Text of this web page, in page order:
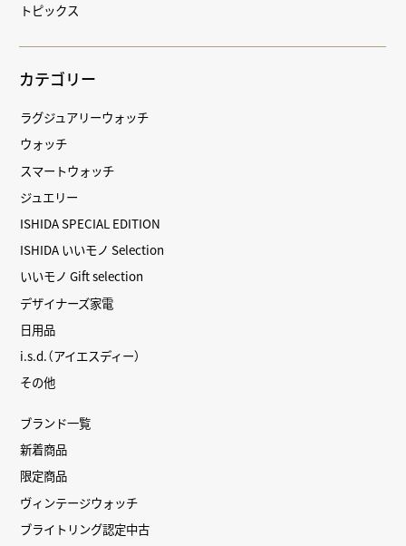
トピックス
カテゴリー
ラグジュアリーウォッチ
ウォッチ
スマートウォッチ
ジュエリー
ISHIDA SPECIAL EDITION
ISHIDA いいモノ Selection
いいモノ Gift selection
デザイナーズ家電
日用品
i.s.d.（アイエスディー）
その他
ブランド一覧
新着商品
限定商品
ヴィンテージウォッチ
ブライトリング認定中古